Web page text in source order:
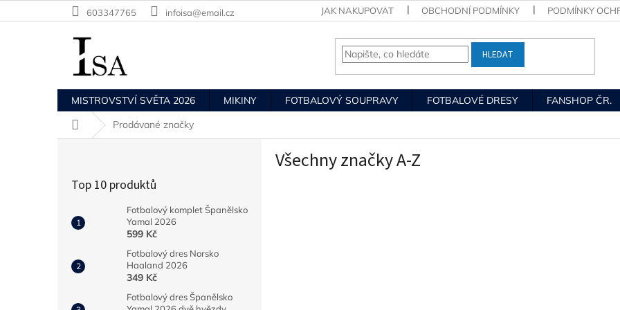
na
603347765 infoisa@email.cz JAK NAKUPOVAT OBCHODNÍ PODMÍNKY PODMÍNKY
HLEDAT
MISTROVSTVÍ SVĚTA 2026 MIKINY FOTBALOVÝ SOUPRAVY FOTBALOVÉ DRESY FANSHOP ČR.
Domů
Prodávané značky
Top 10 produktů
Fotbalový komplet Španělsko
Yamal 2026
599 Kč
Fotbalový dres Norsko
Haaland 2026
349 Kč
Fotbalový dres Španělsko
Všechny značky A-Z